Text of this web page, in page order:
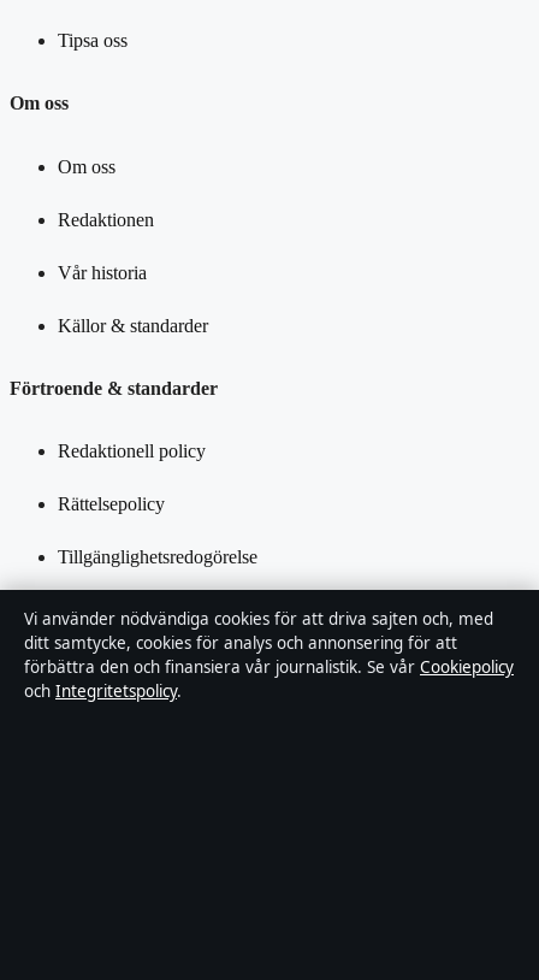
Tipsa oss
Om oss
Om oss
Redaktionen
Vår historia
Källor & standarder
Förtroende & standarder
Redaktionell policy
Rättelsepolicy
Tillgänglighetsredogörelse
Integritetspolicy
Kändisar & integritet
Vi använder nödvändiga cookies för att driva sajten och, med
ditt samtycke, cookies för analys och annonsering för att
förbättra den och finansiera vår journalistik. Se vår Cookiepolicy
och Integritetspolicy.